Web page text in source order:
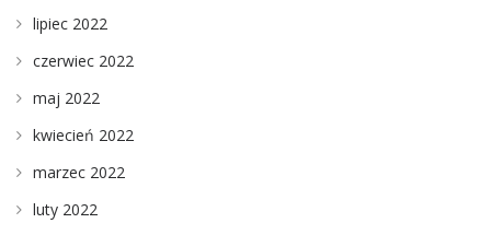
lipiec 2022
czerwiec 2022
maj 2022
kwiecień 2022
marzec 2022
luty 2022